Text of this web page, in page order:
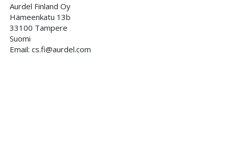
Aurdel Finland Oy
Hämeenkatu 13b
33100 Tampere
Suomi
Email: cs.fi@aurdel.com